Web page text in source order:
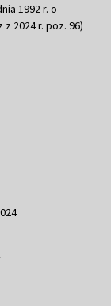
1992 r. o
2024 r. poz. 96)